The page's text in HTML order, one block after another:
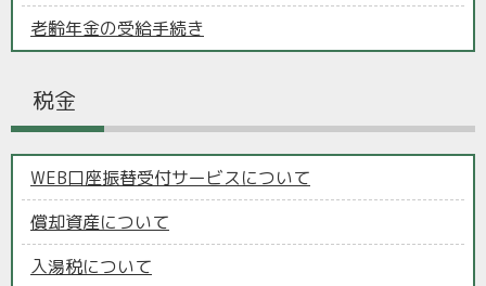
老齢年金の受給手続き
税金
WEB口座振替受付サービスについて
償却資産について
入湯税について